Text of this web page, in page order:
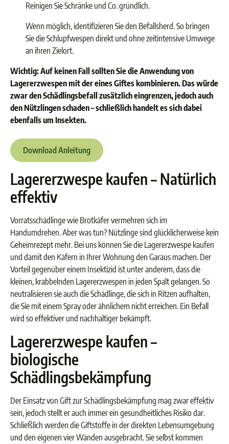
Reinigen Sie Schränke und Co. gründlich.
Wenn möglich, identifizieren Sie den Befallsherd. So bringen
Sie die Schlupfwespen direkt und ohne zeitintensive Umwege
an ihren Zielort.
Wichtig: Auf keinen Fall sollten Sie die Anwendung von
Lagererzwespen mit der eines Giftes kombinieren. Das würde
zwar den Schädlingsbefall zusätzlich eingrenzen, jedoch auch
den Nützlingen schaden – schließlich handelt es sich dabei
ebenfalls um Insekten.
Download Anleitung
Lagererzwespe kaufen – Natürlich
effektiv
Vorratsschädlinge wie Brotkäfer vermehren sich im
Handumdrehen. Aber was tun? Nützlinge sind glücklicherweise kein
Geheimrezept mehr. Bei uns können Sie die Lagererzwespe kaufen
und damit den Käfern in Ihrer Wohnung den Garaus machen. Der
Vorteil gegenüber einem Insektizid ist unter anderem, dass die
kleinen, krabbelnden Lagererzwespen in jeden Spalt gelangen. So
neutralisieren sie auch die Schädlinge, die sich in Ritzen aufhalten,
die Sie mit einem Spray oder ähnlichem nicht erreichen. Ein Befall
wird so effektiver und nachhaltiger bekämpft.
Lagererzwespe kaufen –
biologische
Schädlingsbekämpfung
Der Einsatz von Gift zur Schädlingsbekämpfung mag zwar effektiv
sein, jedoch stellt er auch immer ein gesundheitliches Risiko dar.
Schließlich werden die Giftstoffe in der direkten Lebensumgebung
und den eigenen vier Wänden ausgebracht. Sie selbst kommen